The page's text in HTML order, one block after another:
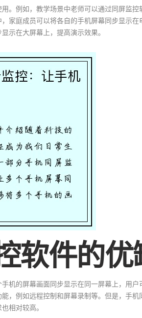
。例如，教学场景中老师可以通过同屏监
家庭成员可以将各自的手机屏幕同步显示
示在大屏幕上，提高演示效果。
软件的优
机的屏幕画面同步显示在同一屏幕上，用
，例如远程控制和屏幕录制等。但是，手
相对较高。